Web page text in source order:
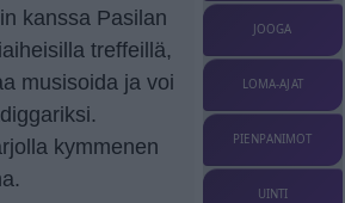
kanssa Pasilan
treffeillä,
musisoida ja voi
kymmenen
JOOGA
LOMA-AJAT
PIENPANIMOT
UINTI